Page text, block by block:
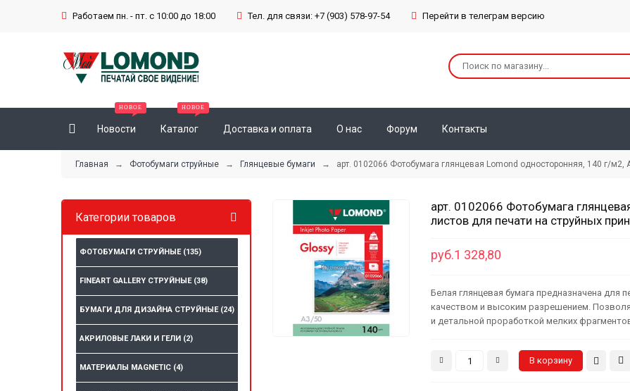
Работаем пн. - пт. с 10:00 до 18:00 Тел. для связи: +7 (903) 578-97-54 Перейти в телеграм версию
Новости Каталог Доставка и оплата О нас Форум Контакты
Главная → Фотобумаги струйные → Глянцевые бумаги → арт. 0102066 Фотобумага глянцевая Lomond односторонняя, 140 г/м2,
арт. 0102066 Фотобумага
листов для печати на струйных
руб.1 328,80
Белая глянцевая бумага предназначена для
качеством и высоким разрешением.
и детальной проработкой мелких
Категории товаров
ФОТОБУМАГИ СТРУЙНЫЕ (135)
FINEART GALLERY СТРУЙНЫЕ (38)
БУМАГИ ДЛЯ ДИЗАЙНА СТРУЙНЫЕ (24)
АКРИЛОВЫЕ ЛАКИ И ГЕЛИ (2)
МАТЕРИАЛЫ MAGNETIC (4)